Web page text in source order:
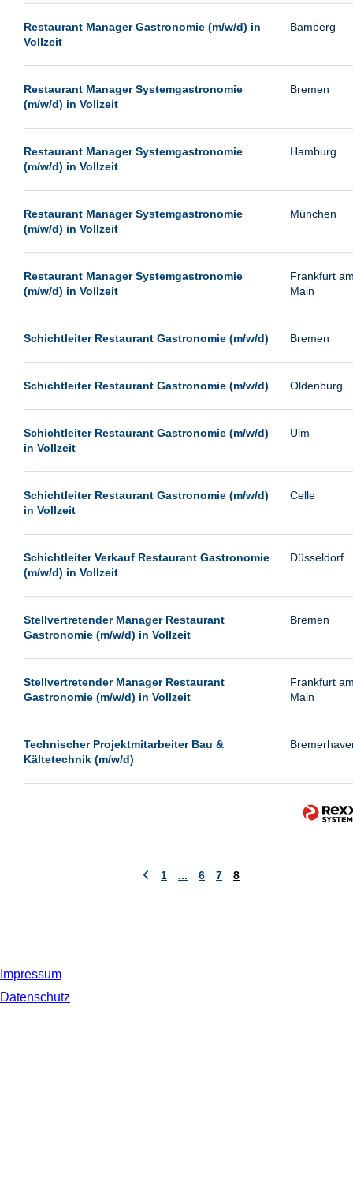
Kassel
Laatzen
Leipzig
Leverkusen
Magdeburg
Mannheim
München
Neunkirchen
Oldenburg
Passau
Remscheid
Schwerin
Siegen
Ulm
Viernheim
Weimar
Wetzlar
Wuppertal
Restaurant Manager Gastronomie (m/w/d) in
Vollzeit
Bamberg
Restaurant Manager Systemgastronomie
(m/w/d) in Vollzeit
Bremen
Restaurant Manager Systemgastronomie
(m/w/d) in Vollzeit
Hamburg
Restaurant Manager Systemgastronomie
(m/w/d) in Vollzeit
München
Restaurant Manager Systemgastronomie
(m/w/d) in Vollzeit
Frankfurt
Main
Schichtleiter Restaurant Gastronomie (m/w/d) Bremen
Schichtleiter Restaurant Gastronomie (m/w/d) Oldenburg
Schichtleiter Restaurant Gastronomie (m/w/d)
in Vollzeit
Ulm
Schichtleiter Restaurant Gastronomie (m/w/d)
in Vollzeit
Celle
Schichtleiter Verkauf Restaurant Gastronomie
(m/w/d) in Vollzeit
Düsseldorf
Stellvertretender Manager Restaurant
Gastronomie (m/w/d) in Vollzeit
Bremen
Stellvertretender Manager Restaurant
Gastronomie (m/w/d) in Vollzeit
Frankfurt
Main
Technischer Projektmitarbeiter Bau &
Kältetechnik (m/w/d)
1 ... 6 7 8
Impressum
Datenschutz